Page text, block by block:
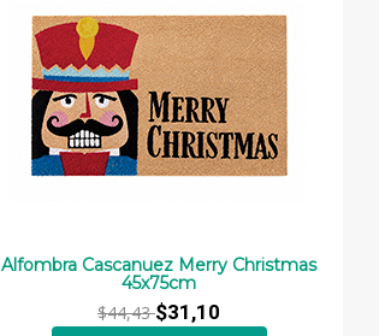
Alfombra Cascanuez Merry Christmas
45x75cm
$44,43$31,10